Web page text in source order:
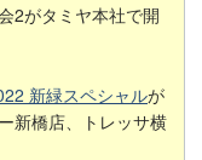
2がタミヤ本社で開
新緑スペシャルが
新橋店、トレッサ横